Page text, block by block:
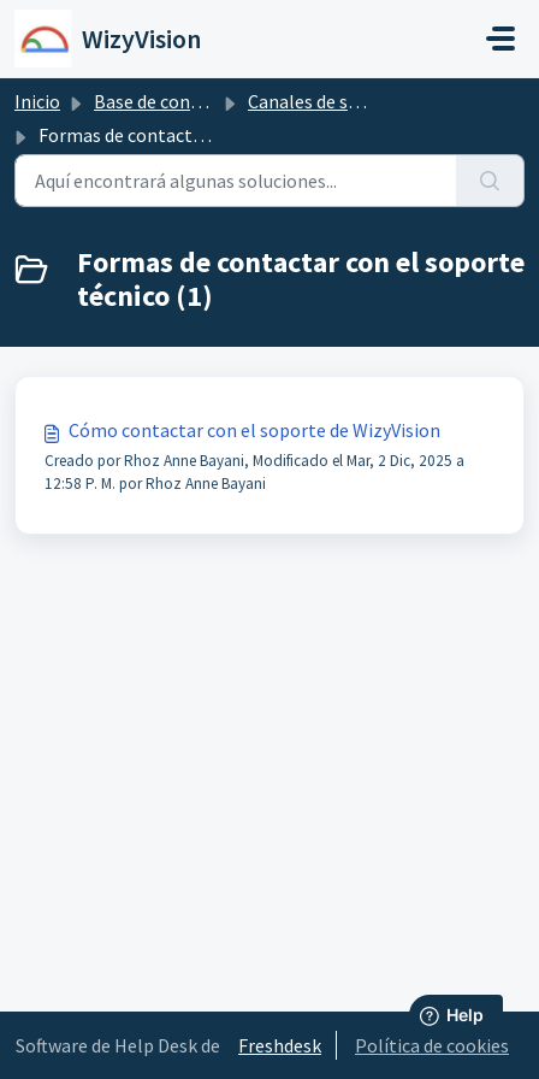
WizyVision
Inicio Base de conocimientos
Canales de soporte de WizyVision
Formas de contactar con el soporte técnico
Formas de contactar con el soporte
técnico (1)
Cómo contactar con el soporte de WizyVision
Creado por Rhoz Anne Bayani, Modificado el Mar, 2 Dic, 2025 a
12:58 P. M. por Rhoz Anne Bayani
Software de Help Desk de Freshdesk Política de cookies